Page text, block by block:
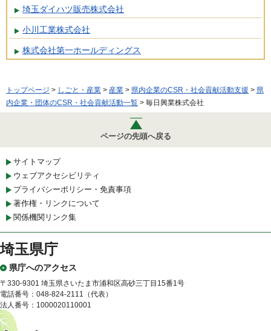
埼玉ダイハツ販売株式会社
小川工業株式会社
株式会社第一ホールディングス
トップページ > しごと・産業 > 産業 > 県内企業のCSR・社会貢献活動支援 > 県
内企業・団体のCSR・社会貢献活動一覧 > 毎日興業株式会社
ページの先頭へ戻る
サイトマップ
ウェブアクセシビリティ
プライバシーポリシー・免責事項
著作権・リンクについて
関係機関リンク集
埼玉県庁
県庁へのアクセス
〒330-9301 埼玉県さいたま市浦和区高砂三丁目15番1号
電話番号：048-824-2111（代表）
法人番号：1000020110001